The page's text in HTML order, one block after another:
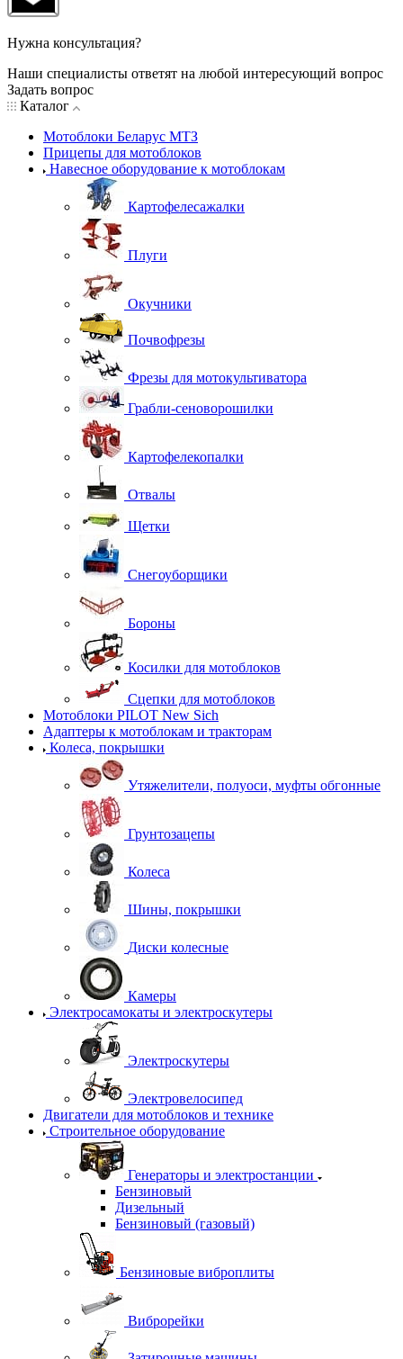
Нужна консультация?
Наши специалисты ответят на любой интересующий вопрос
Задать вопрос
Каталог
Мотоблоки Беларус МТЗ
Прицепы для мотоблоков
Навесное оборудование к мотоблокам
Картофелесажалки
Плуги
Окучники
Почвофрезы
Фрезы для мотокультиватора
Грабли-сеноворошилки
Картофелекопалки
Отвалы
Щетки
Снегоуборщики
Бороны
Косилки для мотоблоков
Сцепки для мотоблоков
Мотоблоки PILOT New Sich
Адаптеры к мотоблокам и тракторам
Колеса, покрышки
Утяжелители, полуоси, муфты обгонные
Грунтозацепы
Колеса
Шины, покрышки
Диски колесные
Камеры
Электросамокаты и электроскутеры
Электроскутеры
Электровелосипед
Двигатели для мотоблоков и технике
Строительное оборудование
Генераторы и электростанции
Бензиновый
Дизельный
Бензиновый (газовый)
Бензиновые виброплиты
Виброрейки